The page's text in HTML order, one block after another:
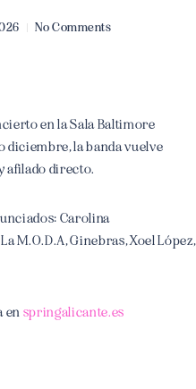
No Comments
en la Sala Baltimore
diciembre, la banda vuelve
afilado directo.
Carolina
M.O.D.A, Ginebras, Xoel
en springalicante.es